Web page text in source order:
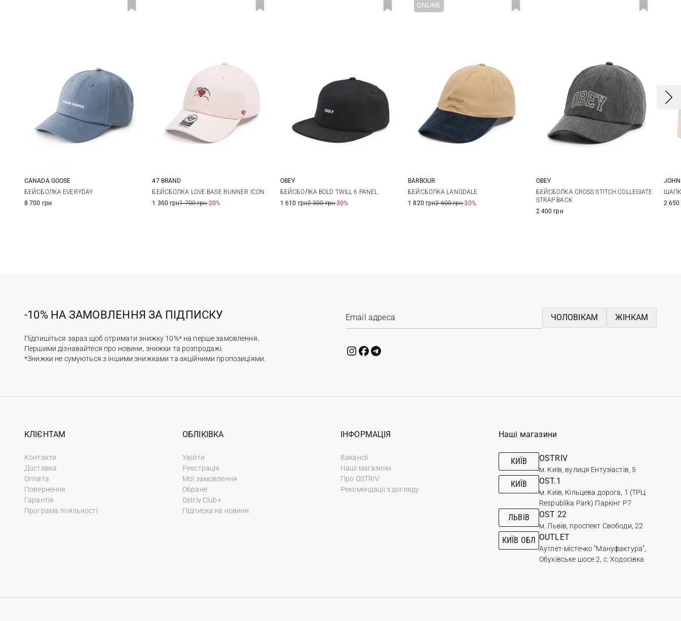
One size
CANADA GOOSE
БЕЙСБОЛКА EVERYDAY
8 700 грн
One size
47 BRAND
БЕЙСБОЛКА LOVE BASE RUNNER ICON
1 360 грн1 700 грн-20%
One size
OBEY
БЕЙСБОЛКА BOLD TWILL 6 PANEL
1 610 грн2 300 грн-30%
One size
BARBOUR
БЕЙСБОЛКА LANGDALE
1 820 грн2 600 грн-30%
One size
OBEY
БЕЙСБОЛКА CROSS STITCH COLLEGIATE
STRAP BACK
2 400 грн
2 650
-10% НА ЗАМОВЛЕННЯ ЗА ПІДПИСКУ
Підпишіться зараз щоб отримати знижку 10%* на перше замовлення.
Першими дізнавайтеся про новини, знижки та розпродажі.
*Знижки не сумуються з іншими знижками та акційними пропозиціями.
ЧОЛОВІКАМ ЖІНКАМ
КЛІЄНТАМ
Контакти
Доставка
Оплата
Повернення
Гарантія
Програма лояльності
ОБЛІКІВКА
Увійти
Реєстрація
Мої замовлення
Обране
Ostriv Club+
Підписка на новини
ІНФОРМАЦІЯ
Вакансії
Наші магазини
Про OSTRIV
Рекомендації з догляду
Наші магазини
КИЇВ OSTRIV
м. Київ, вулиця Ентузіастів, 5
КИЇВ OST.1
м. Київ, Кільцева дорога, 1 (ТРЦ
Respublika Park) Паркінг Р7
ЛЬВІВ OST 22
м. Львів, проспект Свободи, 22
КИЇВ ОБЛ OUTLET
Аутлет-містечко “Мануфактура”,
Обухівське шосе 2, с. Ходосівка